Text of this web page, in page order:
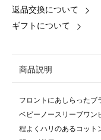
返品交換について
ギフトについて
商品説明
フロントにあしらったブ
ベビーノースリーブワン
程よくハリのあるコット